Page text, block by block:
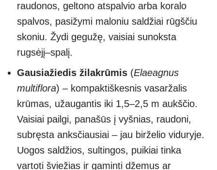
raudonos, geltono atspalvio arba koralo
spalvos, pasižymi maloniu saldžiai rūgščiu
skoniu. Žydi gegužę, vaisiai sunoksta
rugsėjį–spalį.
Gausiažiedis žilakrūmis (Elaeagnus
multiflora) – kompaktiškesnis vasaržalis
krūmas, užaugantis iki 1,5–2,5 m aukščio.
Vaisiai pailgi, panašūs į vyšnias, raudoni,
subręsta anksčiausiai – jau birželio viduryje.
Uogos saldžios, sultingos, puikiai tinka
vartoti šviežias ir gaminti džemus ar